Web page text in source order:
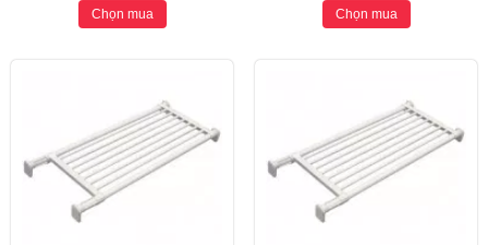
Chọn mua Chọn mua